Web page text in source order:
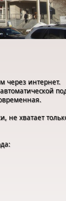
через интернет.
не хватает